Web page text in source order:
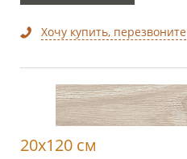
Хочу купить, перезвоните
20x120 см